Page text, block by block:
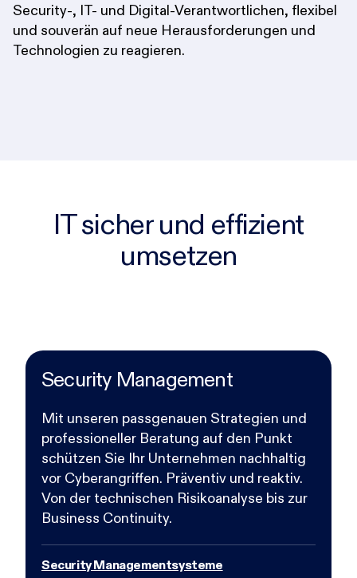
Security-, IT- und Digital-Verantwortlichen, flexibel
und souverän auf neue Herausforderungen und
Technologien zu reagieren.
IT sicher und effizient
umsetzen
Security Management
Mit unseren passgenauen Strategien und
professioneller Beratung auf den Punkt
schützen Sie Ihr Unternehmen nachhaltig
vor Cyberangriffen. Präventiv und reaktiv.
Von der technischen Risikoanalyse bis zur
Business Continuity.
Security Managementsysteme